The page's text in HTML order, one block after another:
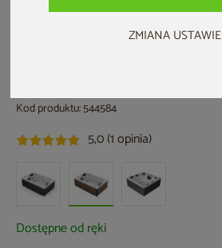
ZMIANA
Kod produktu: 544584
5,0 (1 opinia)
Dostępne od ręki